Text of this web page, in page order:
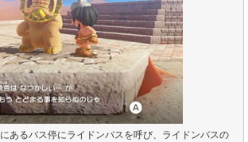
あるバス停にライドンバスを呼び、ライドンバスの